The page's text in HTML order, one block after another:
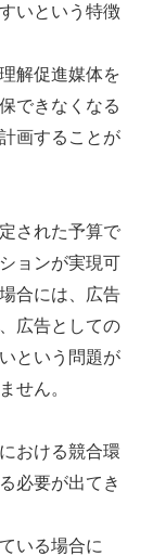
いという特徴
解促進媒体を
できなくなる
画することが
された予算で
ョンが実現可
合には、広告
広告としての
という問題が
せん。
おける競合環
必要が出てき
いる場合に